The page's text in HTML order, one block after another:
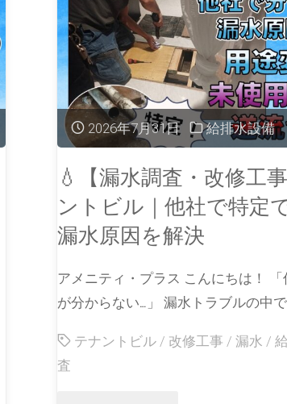
2026年7月31日 給排水設備
💧【漏水調査・改修工
ントビル｜他社で特定
漏水原因を解決
アメニティ・プラス こんにちは！
が分からない…」 漏水トラブルの中
テナントビル/ 改修工事 / 漏水 /
査